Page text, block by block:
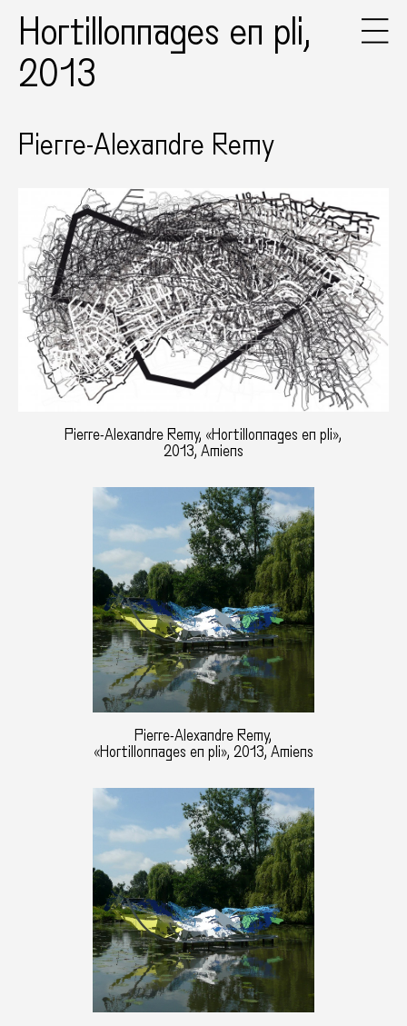
Hortillonnages en pli,
2013
Pierre-Alexandre Remy
Pierre-Alexandre Remy, «Hortillonnages en pli»,
2013, Amiens
Pierre-Alexandre Remy,
«Hortillonnages en pli», 2013, Amiens